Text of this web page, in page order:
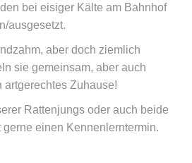
bei eisiger Kälte am Bahnhof
ausgesetzt.
aber doch ziemlich
sie gemeinsam, aber auch
artgerechtes Zuhause!
Rattenjungs oder auch beide
einen Kennenlerntermin.